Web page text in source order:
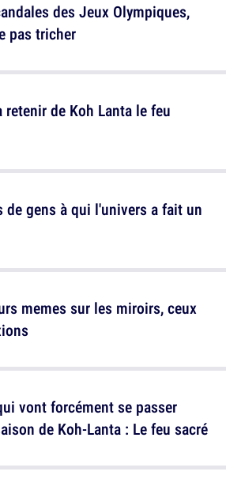
des Jeux Olympiques,
pas tricher
de gens à qui l'univers a fait un
vont forcément se passer
de Koh-Lanta : Le feu sacré
retenir de Koh Lanta le feu
memes sur les miroirs, ceux